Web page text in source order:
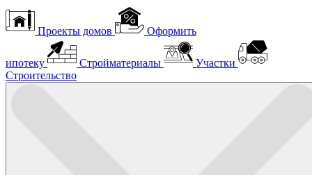
Проекты домов Оформить
ипотеку Стройматериалы
Участки
Строительство